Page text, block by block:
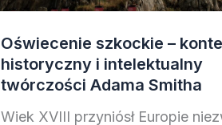
Oświecenie szkockie –
historyczny i intelektualny
twórczości Adama Smitha
Wiek XVIII przyniósł Europie